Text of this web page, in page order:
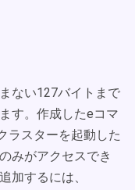
ない127バイトまで
す。作成したeコマ
ラスターを起動した
みがアクセスでき
加するには、